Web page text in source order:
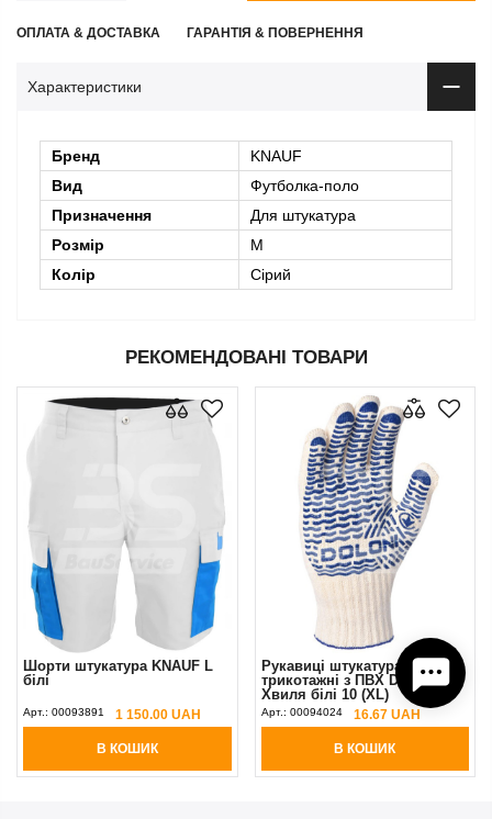
ОПЛАТА & ДОСТАВКА ГАРАНТІЯ & ПОВЕРНЕННЯ
Характеристики
Бренд
KNAUF
Вид
Футболка-поло
Призначення
Для штукатура
Розмір
M
Колір
Сірий
РЕКОМЕНДОВАНІ ТОВАРИ
Шорти штукатура KNAUF L
білі
Арт.: 00093891 1 150.00 UAH
В КОШИК
Рукавиці штукатура
трикотажні з ПВХ Doloni
Хвиля білі 10 (XL)
Арт.: 00094024 16.67 UAH
В КОШИК